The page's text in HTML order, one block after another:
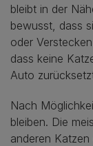
bleibt in der
bewusst, dass
oder
dass keine
Auto
Nach
bleiben. Die
anderen